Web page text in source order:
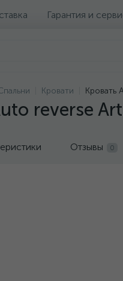
Гарантия и
Кровати Кровать
reverse
Отзывы 0